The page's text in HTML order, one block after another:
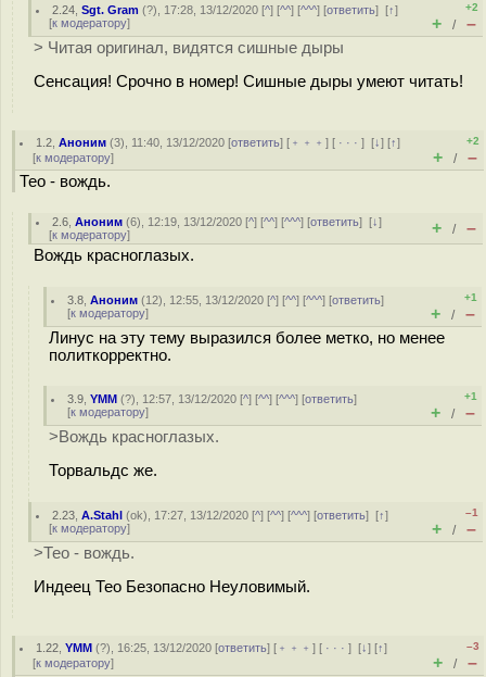
2.24 ,Sgt. Gram (?), 17:28, 13/12/2020 [^] [^^] [^^^] [ответить][↑]
[к модератору]
+2
+ / –
> Читая оригинал, видятся сишные дыры
Сенсация! Срочно в номер! Сишные дыры умеют читать!
1.2 ,Аноним (3), 11:40, 13/12/2020 [ответить] [ ﹢﹢﹢] [ · · ·][↓] [↑]
[к модератору]
+2
+ / –
Тео - вождь.
2.6 ,Аноним (6), 12:19, 13/12/2020 [^] [^^] [^^^] [ответить][↓]
[к модератору] + / –
Вождь крacноглазых.
3.8 ,Аноним (12), 12:55, 13/12/2020 [^] [^^] [^^^] [ответить]
[к модератору]
+1
+ / –
Линус на эту тему выразился более метко, но менее
политкорректно.
3.9 ,YMM (?), 12:57, 13/12/2020 [^] [^^] [^^^] [ответить]
[к модератору]
+1
+ / –
>Вождь крacноглазых.
Торвальдс же.
2.23 ,A.Stahl (ok), 17:27, 13/12/2020 [^] [^^] [^^^] [ответить][↑]
[к модератору]
–1
+ / –
>Тео - вождь.
Индеец Тео Безопасно Неуловимый.
1.22 ,YMM (?), 16:25, 13/12/2020 [ответить] [ ﹢﹢﹢] [ · · ·][↓] [↑]
[к модератору]
–3
+ / –